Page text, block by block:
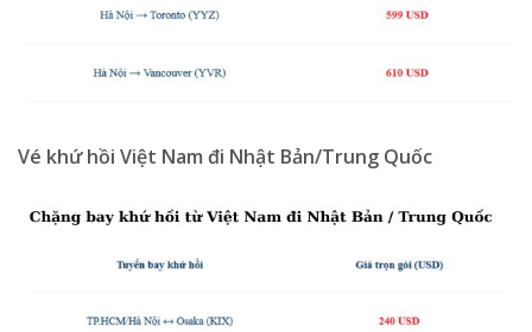
Vé khứ hồi Việt Nam đi Nhật Bản/Trung Quốc